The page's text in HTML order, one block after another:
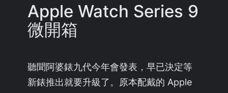
Apple Watch Series 9
微開箱
聽聞阿婆錶九代今年會發表，早已決定等
新錶推出就要升級了。原本配戴的 Apple